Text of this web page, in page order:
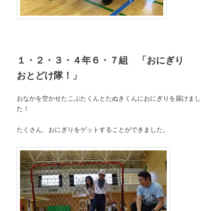
１・２・３・４年６・７組 「おにぎり
おとどけ隊！」
おなかを空かせたこぶたくんとたぬきくんにおにぎりを届けまし
た！
たくさん、おにぎりをゲットすることができました。